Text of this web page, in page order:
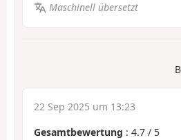
Maschinell übersetzt
22 Sep 2025 um 13:23
Gesamtbewertung : 4.7 / 5